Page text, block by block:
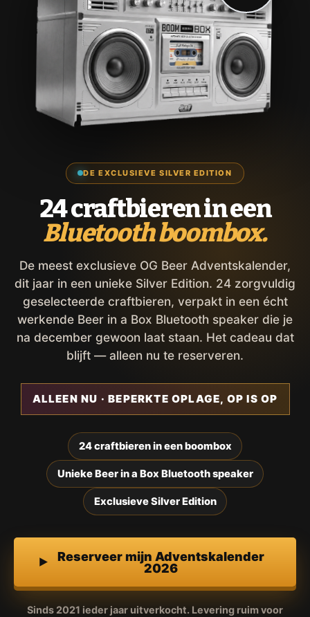
DE EXCLUSIEVE SILVER EDITION
24 craftbieren in een
Bluetooth boombox.
De meest exclusieve OG Beer Adventskalender,
dit jaar in een unieke Silver Edition. 24 zorgvuldig
geselecteerde craftbieren, verpakt in een écht
werkende Beer in a Box Bluetooth speaker die je
na december gewoon laat staan. Het cadeau dat
blijft — alleen nu te reserveren.
ALLEEN NU · BEPERKTE OPLAGE, OP IS OP
24 craftbieren in een boombox
Unieke Beer in a Box Bluetooth speaker
Exclusieve Silver Edition
Reserveer mijn Adventskalender
2026
Sinds 2021 ieder jaar uitverkocht. Levering ruim voor